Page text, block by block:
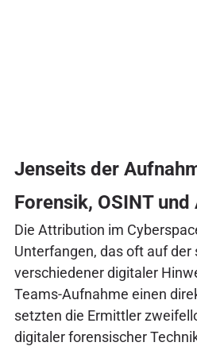
Jenseits der
Forensik, OSINT
Die Attribution im
Unterfangen, das oft auf
verschiedener digitaler
Teams-Aufnahme einen
setzten die Ermittler
digitaler forensischer